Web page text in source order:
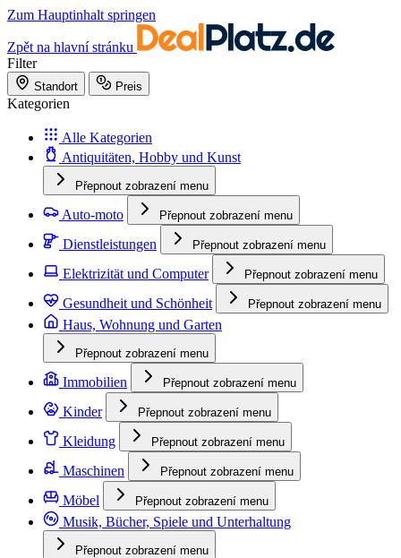
Zum Hauptinhalt springen
Zpět na hlavní stránku
Filter
Standort Preis
Kategorien
Alle Kategorien
Antiquitäten, Hobby und Kunst
Přepnout zobrazení menu
Auto-moto Přepnout zobrazení menu
Dienstleistungen Přepnout zobrazení menu
Elektrizität und Computer Přepnout zobrazení menu
Gesundheit und Schönheit Přepnout zobrazení menu
Haus, Wohnung und Garten
Přepnout zobrazení menu
Immobilien Přepnout zobrazení menu
Kinder Přepnout zobrazení menu
Kleidung Přepnout zobrazení menu
Maschinen Přepnout zobrazení menu
Möbel Přepnout zobrazení menu
Musik, Bücher, Spiele und Unterhaltung
Přepnout zobrazení menu